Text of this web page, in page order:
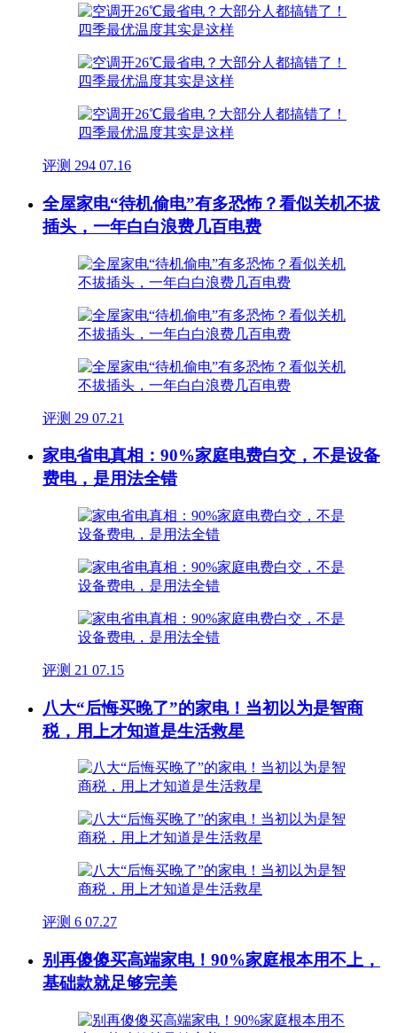
评测 294 07.16
全屋家电“待机偷电”有多恐怖？看似关机不拔
插头，一年白白浪费几百电费
评测 29 07.21
家电省电真相：90%家庭电费白交，不是设备
费电，是用法全错
评测 21 07.15
八大“后悔买晚了”的家电！当初以为是智商
税，用上才知道是生活救星
评测 6 07.27
别再傻傻买高端家电！90%家庭根本用不上，
基础款就足够完美